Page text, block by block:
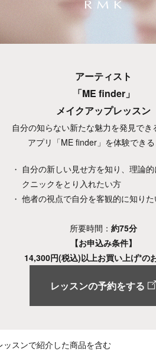
アーティスト
「ME finder」
メイクアップレッスン
自分の知らない新たな魅力を発見でき
アプリ「ME finder」を体験でき
自分の新しい見せ方を知り、理論
クニックをとり入れたい方
他者の視点で自分を客観的に知り
所要時間： 約75分
【お申込み条件】
14,300円(税込)以上お買い上げ*の
レッスンの予約をする
ッスンで紹介した商品を含む